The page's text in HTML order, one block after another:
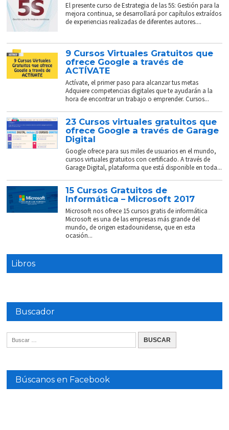
El presente curso de Estrategia de las 5S: Gestión para la
mejora continua, se desarrollará por capítulos extraídos
de experiencias realizadas de diferentes autores....
9 Cursos Virtuales Gratuitos que
ofrece Google a través de
ACTÍVATE
Actívate, el primer paso para alcanzar tus metas
Adquiere competencias digitales que te ayudarán a la
hora de encontrar un trabajo o emprender. Cursos...
23 Cursos virtuales gratuitos que
ofrece Google a través de Garage
Digital
Google ofrece para sus miles de usuarios en el mundo,
cursos virtuales gratuitos con certificado. A través de
Garage Digital, plataforma que está disponible en toda...
15 Cursos Gratuitos de
Informática – Microsoft 2017
Microsoft nos ofrece 15 cursos gratis de informática
Microsoft es una de las empresas más grande del
mundo, de origen estadounidense, que en esta
ocasión...
Libros
Buscador
Búscanos en Facebook